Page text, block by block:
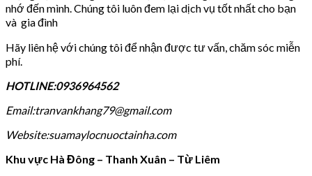
nhớ đến mình. Chúng tôi luôn đem lại dịch vụ tốt nhất cho bạn
và gia đình
Hãy liên hệ với chúng tôi để nhận được tư vấn, chăm sóc miễn
phí.
HOTLINE:0936964562
Email:tranvankhang79@gmail.com
Website:suamaylocnuoctainha.com
Khu vực Hà Đông – Thanh Xuân – Từ Liêm